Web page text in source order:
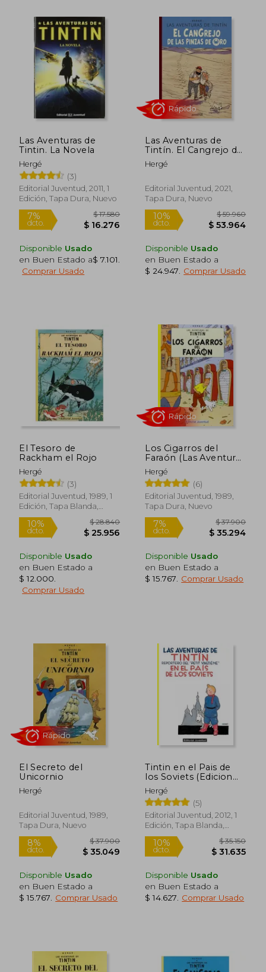
57%
dcto.
Rápido Rápido
6%
dcto.
$ 37.900
$ 35.503
Rápido
27%
dcto.
Rápido
Las Aventuras de
Tintin. La Novela
Hergé
(3)
Editorial Juventud, 2011, 1
Edición, Tapa Dura, Nuevo
7%
dcto.
$ 17.580
$ 16.276
Disponible Usado
en Buen Estado a$ 7.101
Comprar Usado
Las Aventuras de
Tintín. El Cangrejo de
las Pinzas de oro
Hergé
Editorial Juventud, 2021,
Tapa Dura, Nuevo
10%
dcto.
$
$
Rápido
Disponible Usado
en Buen Estado a
$ 24.947
Comprar Usado
El Tesoro de
Rackham el Rojo
Hergé
(3)
Editorial Juventud, 1989, 1
Edición, Tapa Blanda,
Nuevo
Disponible Usado
en Buen Estado a
$ 12.000
Comprar Usado
Los Cigarros del
Faraón (Las Aventuras
de Tintin Cartone)
Hergé
(6)
Editorial Juventud, 1989,
Tapa Dura, Nuevo
Disponible Usado
en Buen Estado a
$ 15.767
Comprar Usado
El Secreto del
Unicornio
Hergé
Editorial Juventud, 1989,
Tapa Dura, Nuevo
Disponible Usado
en Buen Estado a
$ 15.767
Comprar Usado
Tintin en el Pais de
los Soviets (Edicion
en Rustica) (Coleccion
las Aventuras de
Tintin)
Hergé
(5)
Editorial Juventud, 2012, 1
Edición, Tapa Blanda,
Nuevo
Disponible Usado
en Buen Estado a
$ 14.627
Comprar Usado